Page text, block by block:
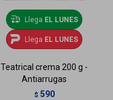
Llega EL LUNES
Llega EL LUNES
Teatrical crema 200 g -
Antiarrugas
$ 590